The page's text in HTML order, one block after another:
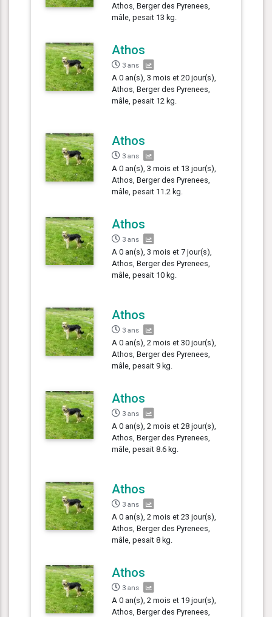
Athos, Berger des Pyrenees,
mâle, pesait 13 kg.
Athos
3 ans
A 0 an(s), 3 mois et 20 jour(s),
Athos, Berger des Pyrenees,
mâle, pesait 12 kg.
Athos
3 ans
A 0 an(s), 3 mois et 13 jour(s),
Athos, Berger des Pyrenees,
mâle, pesait 11.2 kg.
Athos
3 ans
A 0 an(s), 3 mois et 7 jour(s),
Athos, Berger des Pyrenees,
mâle, pesait 10 kg.
Athos
3 ans
A 0 an(s), 2 mois et 30 jour(s),
Athos, Berger des Pyrenees,
mâle, pesait 9 kg.
Athos
3 ans
A 0 an(s), 2 mois et 28 jour(s),
Athos, Berger des Pyrenees,
mâle, pesait 8.6 kg.
Athos
3 ans
A 0 an(s), 2 mois et 23 jour(s),
Athos, Berger des Pyrenees,
mâle, pesait 8 kg.
Athos
3 ans
A 0 an(s), 2 mois et 19 jour(s),
Athos, Berger des Pyrenees,